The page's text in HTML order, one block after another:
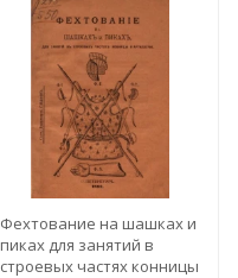
Фехтование на шашках и
пиках для занятий в
строевых частях конницы